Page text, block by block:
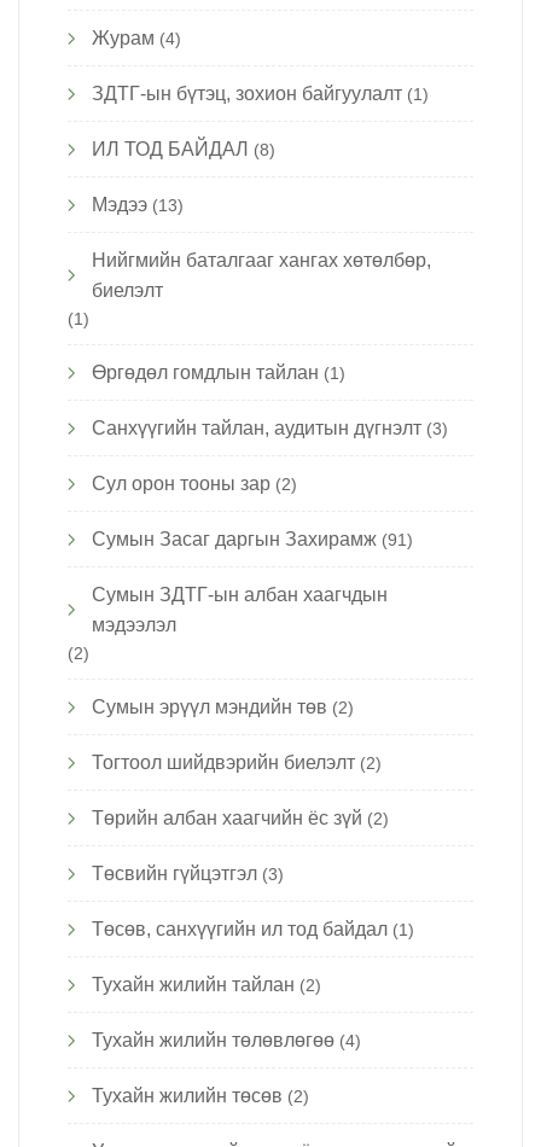
Журам (4)
ЗДТГ-ын бүтэц, зохион байгуулалт (1)
ИЛ ТОД БАЙДАЛ (8)
Мэдээ (13)
Нийгмийн баталгааг хангах хөтөлбөр,
биелэлт
(1)
Өргөдөл гомдлын тайлан (1)
Санхүүгийн тайлан, аудитын дүгнэлт (3)
Сул орон тооны зар (2)
Сумын Засаг даргын Захирамж (91)
Сумын ЗДТГ-ын албан хаагчдын
мэдээлэл
(2)
Сумын эрүүл мэндийн төв (2)
Тогтоол шийдвэрийн биелэлт (2)
Төрийн албан хаагчийн ёс зүй (2)
Төсвийн гүйцэтгэл (3)
Төсөв, санхүүгийн ил тод байдал (1)
Тухайн жилийн тайлан (2)
Тухайн жилийн төлөвлөгөө (4)
Тухайн жилийн төсөв (2)